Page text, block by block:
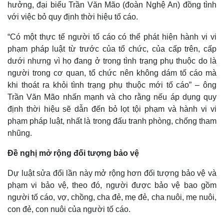
Kinh tế
Bất động sản
Khởi nghiệp
Thị trường
Giá vàng
Tiêu dùng
Tỷ giá
Chứng khoán
hưởng, đại biểu Trần Văn Mão (đoàn Nghệ An) đồng tình
với việc bỏ quy định thời hiệu tố cáo.
“Có một thực tế người tố cáo có thể phát hiện hành vi vi
phạm pháp luật từ trước của tổ chức, của cấp trên, cấp
dưới nhưng vì họ đang ở trong tình trạng phụ thuộc do là
người trong cơ quan, tổ chức nên không dám tố cáo mà
khi thoát ra khỏi tình trạng phụ thuộc mới tố cáo” – ông
Trần Văn Mão nhấn mạnh và cho rằng nếu áp dụng quy
định thời hiệu sẽ dẫn đến bỏ lọt tội phạm và hành vi vi
phạm pháp luật, nhất là trong đấu tranh phòng, chống tham
nhũng.
Đề nghị mở rộng đối tượng bảo vệ
Dự luật sửa đổi lần này mở rộng hơn đối tượng bảo vệ và
phạm vi bảo vệ, theo đó, người được bảo vệ bao gồm
người tố cáo, vợ, chồng, cha đẻ, mẹ đẻ, cha nuôi, mẹ nuôi,
con đẻ, con nuôi của người tố cáo.